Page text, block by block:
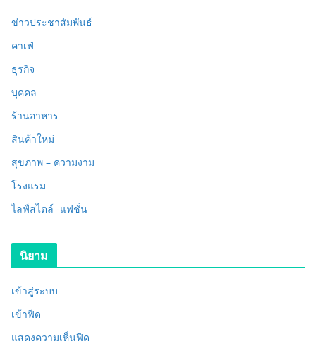
ข่าวประชาสัมพันธ์
คาเฟ่
ธุรกิจ
บุคคล
ร้านอาหาร
สินค้าใหม่
สุขภาพ – ความงาม
โรงแรม
ไลฟ์สไตล์ -แฟชั่น
นิยาม
เข้าสู่ระบบ
เข้าฟีด
แสดงความเห็นฟีด